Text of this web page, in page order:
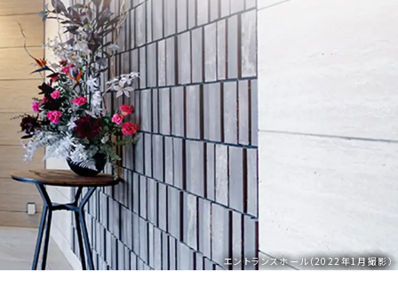
エントランスホール（2022年1月撮影）